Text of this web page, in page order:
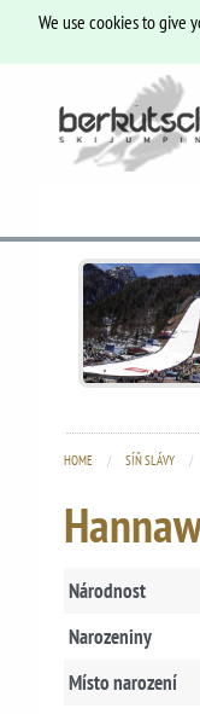
We use cookies to give
HOME SÍŇ SLÁVY
Národnost
Narozeniny
Místo narození